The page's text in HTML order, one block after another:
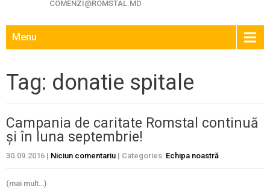
COMENZI@ROMSTAL.MD
Menu
Tag: donatie spitale
Campania de caritate Romstal continuă
și în luna septembrie!
30.09.2016 | Niciun comentariu | Categories: Echipa noastră
(mai mult…)